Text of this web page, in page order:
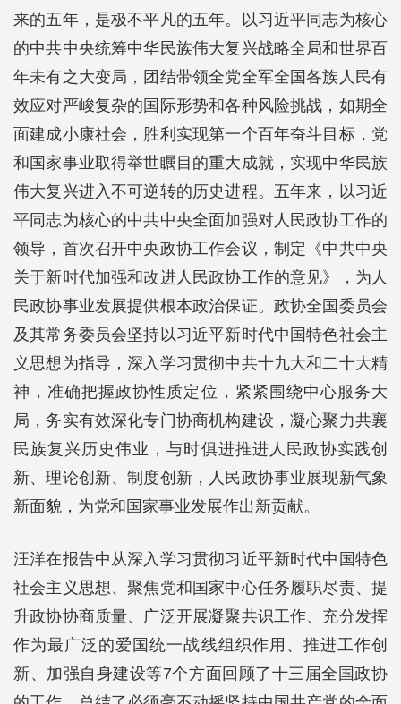
来的五年，是极不平凡的五年。以习近平同志为核心
的中共中央统筹中华民族伟大复兴战略全局和世界百
年未有之大变局，团结带领全党全军全国各族人民有
效应对严峻复杂的国际形势和各种风险挑战，如期全
面建成小康社会，胜利实现第一个百年奋斗目标，党
和国家事业取得举世瞩目的重大成就，实现中华民族
伟大复兴进入不可逆转的历史进程。五年来，以习近
平同志为核心的中共中央全面加强对人民政协工作的
领导，首次召开中央政协工作会议，制定《中共中央
关于新时代加强和改进人民政协工作的意见》，为人
民政协事业发展提供根本政治保证。政协全国委员会
及其常务委员会坚持以习近平新时代中国特色社会主
义思想为指导，深入学习贯彻中共十九大和二十大精
神，准确把握政协性质定位，紧紧围绕中心服务大
局，务实有效深化专门协商机构建设，凝心聚力共襄
民族复兴历史伟业，与时俱进推进人民政协实践创
新、理论创新、制度创新，人民政协事业展现新气象
新面貌，为党和国家事业发展作出新贡献。
汪洋在报告中从深入学习贯彻习近平新时代中国特色
社会主义思想、聚焦党和国家中心任务履职尽责、提
升政协协商质量、广泛开展凝聚共识工作、充分发挥
作为最广泛的爱国统一战线组织作用、推进工作创
新、加强自身建设等7个方面回顾了十三届全国政协